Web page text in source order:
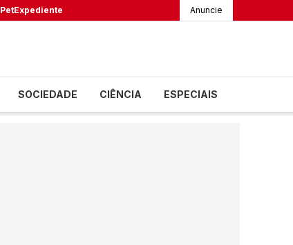
PetExpediente Anuncie
SOCIEDADE CIÊNCIA ESPECIAIS